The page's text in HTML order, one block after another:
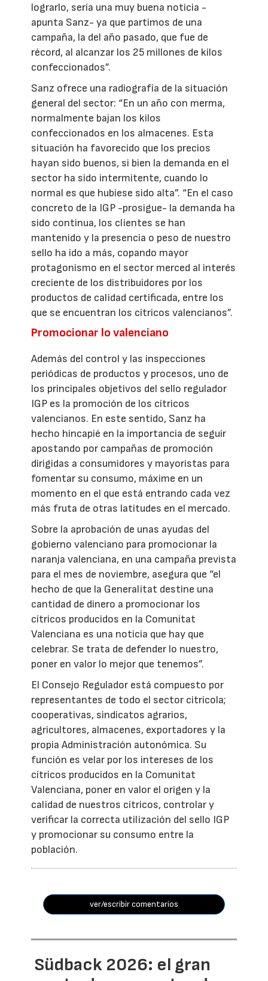
lograrlo, sería una muy buena noticia -
apunta Sanz- ya que partimos de una
campaña, la del año pasado, que fue de
récord, al alcanzar los 25 millones de kilos
confeccionados”.
Sanz ofrece una radiografía de la situación
general del sector: “En un año con merma,
normalmente bajan los kilos
confeccionados en los almacenes. Esta
situación ha favorecido que los precios
hayan sido buenos, si bien la demanda en el
sector ha sido intermitente, cuando lo
normal es que hubiese sido alta”. “En el caso
concreto de la IGP -prosigue- la demanda ha
sido continua, los clientes se han
mantenido y la presencia o peso de nuestro
sello ha ido a más, copando mayor
protagonismo en el sector merced al interés
creciente de los distribuidores por los
productos de calidad certificada, entre los
que se encuentran los cítricos valencianos”.
Promocionar lo valenciano
Además del control y las inspecciones
periódicas de productos y procesos, uno de
los principales objetivos del sello regulador
IGP es la promoción de los cítricos
valencianos. En este sentido, Sanz ha
hecho hincapié en la importancia de seguir
apostando por campañas de promoción
dirigidas a consumidores y mayoristas para
fomentar su consumo, máxime en un
momento en el que está entrando cada vez
más fruta de otras latitudes en el mercado.
Sobre la aprobación de unas ayudas del
gobierno valenciano para promocionar la
naranja valenciana, en una campaña prevista
para el mes de noviembre, asegura que “el
hecho de que la Generalitat destine una
cantidad de dinero a promocionar los
cítricos producidos en la Comunitat
Valenciana es una noticia que hay que
celebrar. Se trata de defender lo nuestro,
poner en valor lo mejor que tenemos”.
El Consejo Regulador está compuesto por
representantes de todo el sector citrícola;
cooperativas, sindicatos agrarios,
agricultores, almacenes, exportadores y la
propia Administración autonómica. Su
función es velar por los intereses de los
cítricos producidos en la Comunitat
Valenciana, poner en valor el origen y la
calidad de nuestros cítricos, controlar y
verificar la correcta utilización del sello IGP
y promocionar su consumo entre la
población.
ver/escribir comentarios
Südback 2026: el gran